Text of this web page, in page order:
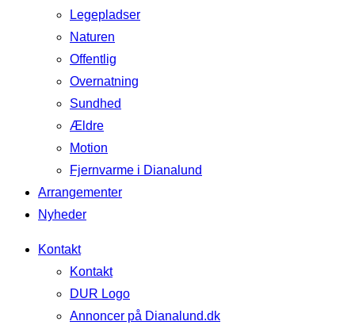
Legepladser
Naturen
Offentlig
Overnatning
Sundhed
Ældre
Motion
Fjernvarme i Dianalund
Arrangementer
Nyheder
Kontakt
Kontakt
DUR Logo
Annoncer på Dianalund.dk